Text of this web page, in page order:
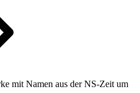
mit Namen aus der NS-Zeit um